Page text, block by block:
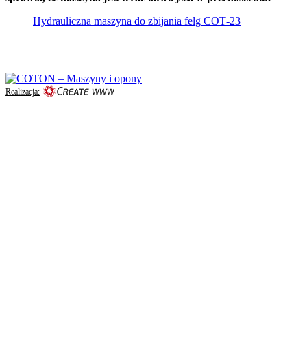
Hydrauliczna maszyna do zbijania felg COT‑23
Realizacja: